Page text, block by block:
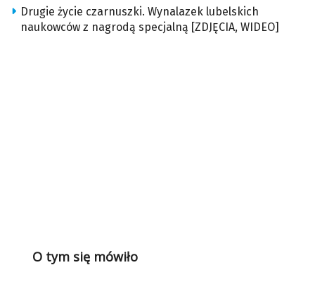
Drugie życie czarnuszki. Wynalazek lubelskich
naukowców z nagrodą specjalną [ZDJĘCIA, WIDEO]
O tym się mówiło